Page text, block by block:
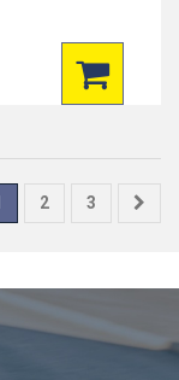
2 3